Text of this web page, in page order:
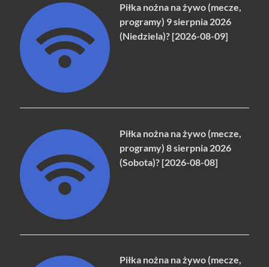
Piłka nożna na żywo (mecze,
programy) 9 sierpnia 2026
(Niedziela)? [2026-08-09]
Piłka nożna na żywo (mecze,
programy) 8 sierpnia 2026
(Sobota)? [2026-08-08]
Piłka nożna na żywo (mecze,